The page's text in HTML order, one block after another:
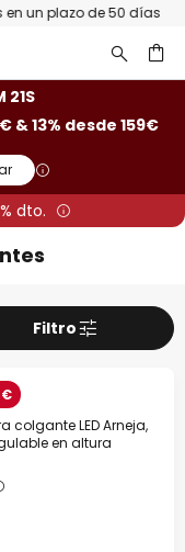
de 50 días
20S
& 13% desde 159€
dto.
Filtro
€
colgante LED Arneja,
en altura
€
159 €